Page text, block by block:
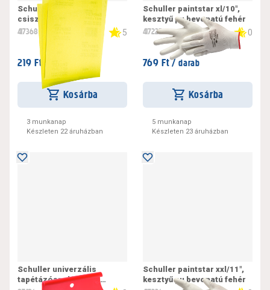
Schuller easycut p60,
csiszolópapír lap
230x280mm
417368 5
219 Ft / darab
Kosárba
3 munkanap
Készleten 22 áruházban
Schuller paintstar xl/10",
kesztyű pu bevonatú fehér
417225 0
769 Ft /darab
Kosárba
5 munkanap
Készleten 23 áruházban
Schuller univerzális
tapétázóspakli, puha
Schuller paintstar xxl/11",
kesztyű pu bevonatú fehér